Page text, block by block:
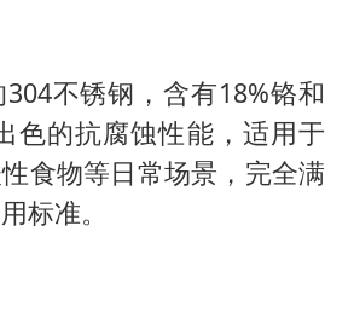
不锈钢，含有18%铬和
色的抗腐蚀性能，适用于
食物等日常场景，完全满
标准。